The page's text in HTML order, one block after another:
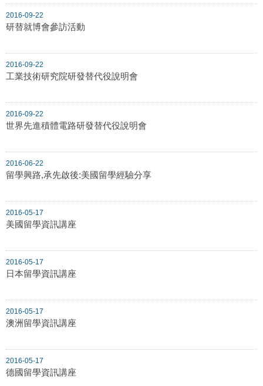
2016-09-22
研替就博會參訪活動
2016-09-22
工業技術研究院研發替代役說明會
2016-09-22
世界先進積體電路研發替代役說明會
2016-06-22
留學興路,承先啟後:美國留學經驗分享
2016-05-17
美國留學資訊講座
2016-05-17
日本留學資訊講座
2016-05-17
澳洲留學資訊講座
2016-05-17
德國留學資訊講座